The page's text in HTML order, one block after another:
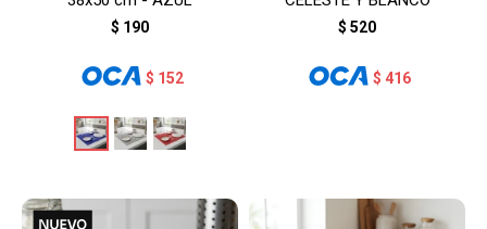
$ 190
$ 152
$ 520
$ 416